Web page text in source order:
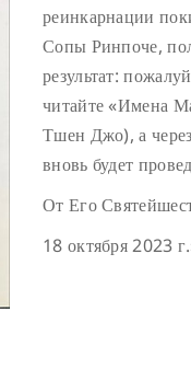
реинкарнации
Сопы Ринпоче,
результат:
читайте «Имена
Тшен Джо), а
вновь будет
От Его
18 октября 2023